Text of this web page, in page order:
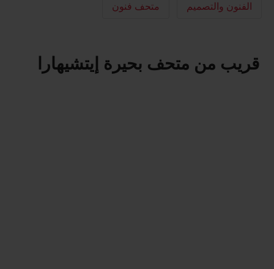
الفنون والتصميم متحف فنون
قريب من متحف بحيرة إيتشيهارا